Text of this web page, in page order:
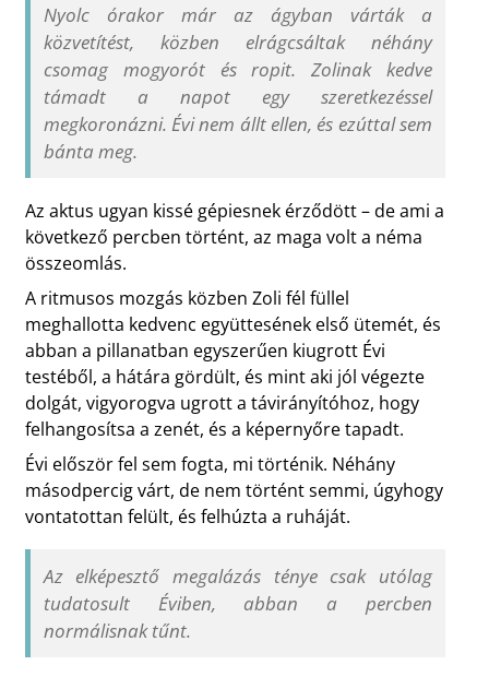
Nyolc órakor már az ágyban várták a
közvetítést, közben elrágcsáltak néhány
csomag mogyorót és ropit. Zolinak kedve
támadt a napot egy szeretkezéssel
megkoronázni. Évi nem állt ellen, és ezúttal sem
bánta meg.
Az aktus ugyan kissé gépiesnek érződött – de ami a
következő percben történt, az maga volt a néma
összeomlás.
A ritmusos mozgás közben Zoli fél füllel
meghallotta kedvenc együttesének első ütemét, és
abban a pillanatban egyszerűen kiugrott Évi
testéből, a hátára gördült, és mint aki jól végezte
dolgát, vigyorogva ugrott a távirányítóhoz, hogy
felhangosítsa a zenét, és a képernyőre tapadt.
Évi először fel sem fogta, mi történik. Néhány
másodpercig várt, de nem történt semmi, úgyhogy
vontatottan felült, és felhúzta a ruháját.
Az elképesztő megalázás ténye csak utólag
tudatosult Éviben, abban a percben
normálisnak tűnt.